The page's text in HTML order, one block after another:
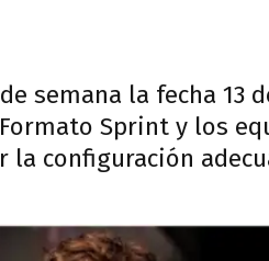
semana la fecha 13
Sprint y los
configuración